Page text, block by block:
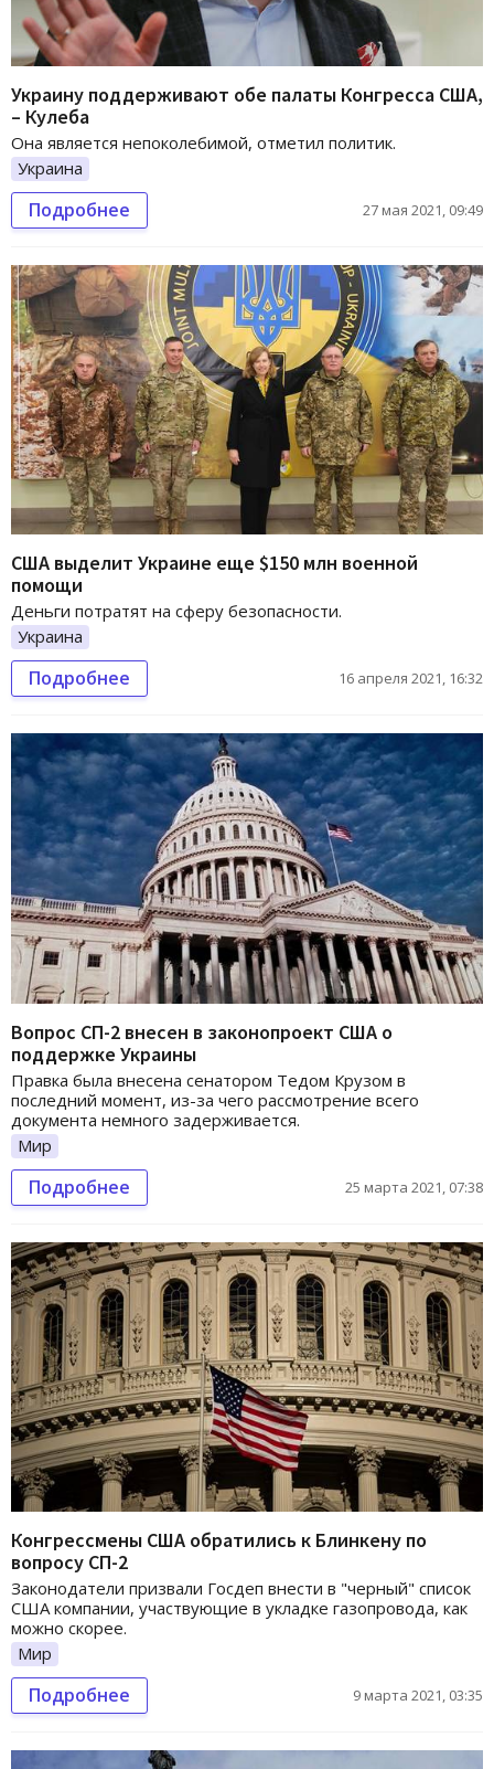
Украину поддерживают обе палаты Конгресса США,
– Кулеба
Она является непоколебимой, отметил политик.
Украина
Подробнее 27 мая 2021, 09:49
США выделит Украине еще $150 млн военной
помощи
Деньги потратят на сферу безопасности.
Украина
Подробнее 16 апреля 2021, 16:32
Вопрос СП-2 внесен в законопроект США о
поддержке Украины
Правка была внесена сенатором Тедом Крузом в
последний момент, из-за чего рассмотрение всего
документа немного задерживается.
Мир
Подробнее 25 марта 2021, 07:38
Конгрессмены США обратились к Блинкену по
вопросу СП-2
Законодатели призвали Госдеп внести в "черный" список
США компании, участвующие в укладке газопровода, как
можно скорее.
Мир
Подробнее 9 марта 2021, 03:35